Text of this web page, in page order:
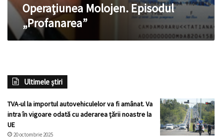
Operaţiunea Molojen. Episodul
„Profanarea”
Ultimele știri
TVA-ul la importul autovehiculelor va fi amânat. Va
intra în vigoare odată cu aderarea țării noastre la
UE
20 octombrie 2025